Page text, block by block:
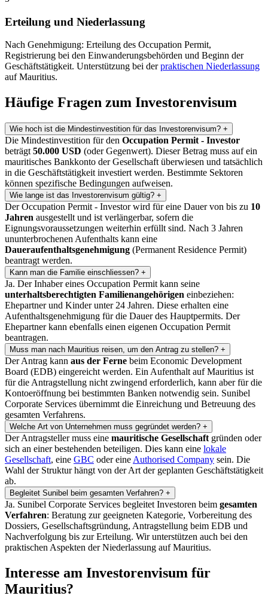
Erteilung und Niederlassung
Nach Genehmigung: Erteilung des Occupation Permit,
Registrierung bei den Einwanderungsbehörden und Beginn der
Geschäftstätigkeit. Unterstützung bei derpraktischen Niederlassung
auf Mauritius.
Häufige Fragen zum Investorenvisum
Wie hoch ist die Mindestinvestition für das Investorenvisum? +
Die Mindestinvestition für den Occupation Permit - Investor
beträgt 50.000 USD (oder Gegenwert). Dieser Betrag muss auf ein
mauritisches Bankkonto der Gesellschaft überwiesen und tatsächlich
in die Geschäftstätigkeit investiert werden. Bestimmte Sektoren
können spezifische Bedingungen aufweisen.
Wie lange ist das Investorenvisum gültig? +
Der Occupation Permit - Investor wird für eine Dauer von bis zu 10
Jahren ausgestellt und ist verlängerbar, sofern die
Eignungsvoraussetzungen weiterhin erfüllt sind. Nach 3 Jahren
ununterbrochenen Aufenthalts kann eine
Daueraufenthaltsgenehmigung (Permanent Residence Permit)
beantragt werden.
Kann man die Familie einschliessen? +
Ja. Der Inhaber eines Occupation Permit kann seine
unterhaltsberechtigten Familienangehörigen einbeziehen:
Ehepartner und Kinder unter 24 Jahren. Diese erhalten eine
Aufenthaltsgenehmigung für die Dauer des Hauptpermits. Der
Ehepartner kann ebenfalls einen eigenen Occupation Permit
beantragen.
Muss man nach Mauritius reisen, um den Antrag zu stellen? +
Der Antrag kann aus der Ferne beim Economic Development
Board (EDB) eingereicht werden. Ein Aufenthalt auf Mauritius ist
für die Antragstellung nicht zwingend erforderlich, kann aber für die
Kontoeröffnung bei bestimmten Banken notwendig sein. Sunibel
Corporate Services übernimmt die Einreichung und Betreuung des
gesamten Verfahrens.
Welche Art von Unternehmen muss gegründet werden? +
Der Antragsteller muss eine mauritische Gesellschaft gründen oder
sich an einer bestehenden beteiligen. Dies kann eine lokale
Gesellschaft, eine GBC oder eine Authorised Company sein. Die
Wahl der Struktur hängt von der Art der geplanten Geschäftstätigkeit
ab.
Begleitet Sunibel beim gesamten Verfahren? +
Ja. Sunibel Corporate Services begleitet Investoren beim gesamten
Verfahren: Beratung zur geeigneten Kategorie, Vorbereitung des
Dossiers, Gesellschaftsgründung, Antragstellung beim EDB und
Nachverfolgung bis zur Erteilung. Wir unterstützen auch bei den
praktischen Aspekten der Niederlassung auf Mauritius.
Interesse am Investorenvisum für
Mauritius?